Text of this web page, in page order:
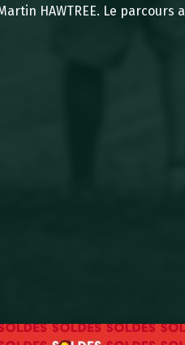
HAWTREE. Le parcours a